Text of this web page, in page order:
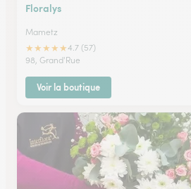
Floralys
Mametz
★★★★★4.7 (57)
98, Grand'Rue
Voir la boutique